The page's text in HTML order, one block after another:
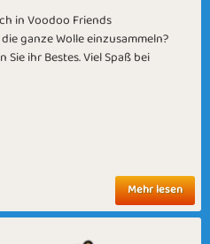
in Voodoo Friends
ganze Wolle einzusammeln?
Sie ihr Bestes. Viel Spaß bei
Mehr lesen